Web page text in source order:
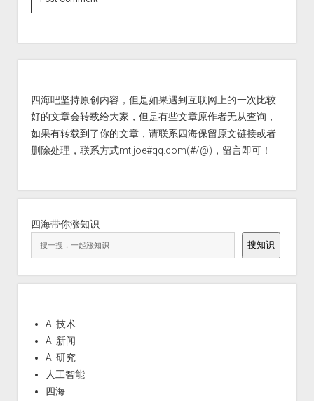
四海吧坚持原创内容，但是如果遇到互联网上的一次比较
好的文章会转载给大家，但是有些文章原作者无从查询，
如果有转载到了你的文章，请联系四海保留原文链接或者
删除处理，联系方式mt.joe#qq.com(#/@)，留言即可！
四海带你涨知识
搜知识
AI 技术
AI 新闻
AI 研究
人工智能
四海